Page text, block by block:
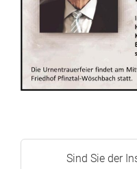
Sind Sie der